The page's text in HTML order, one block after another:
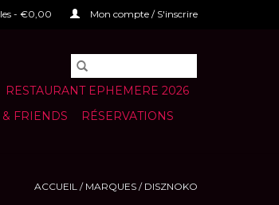
- €0,00 Mon compte / S'inscrire
RESTAURANT EPHEMERE 2026
FRIENDS RÉSERVATIONS
ACCUEIL / MARQUES / DISZNOKO